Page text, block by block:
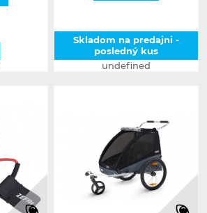
Skladom na predajni -
posledný kus
undefined